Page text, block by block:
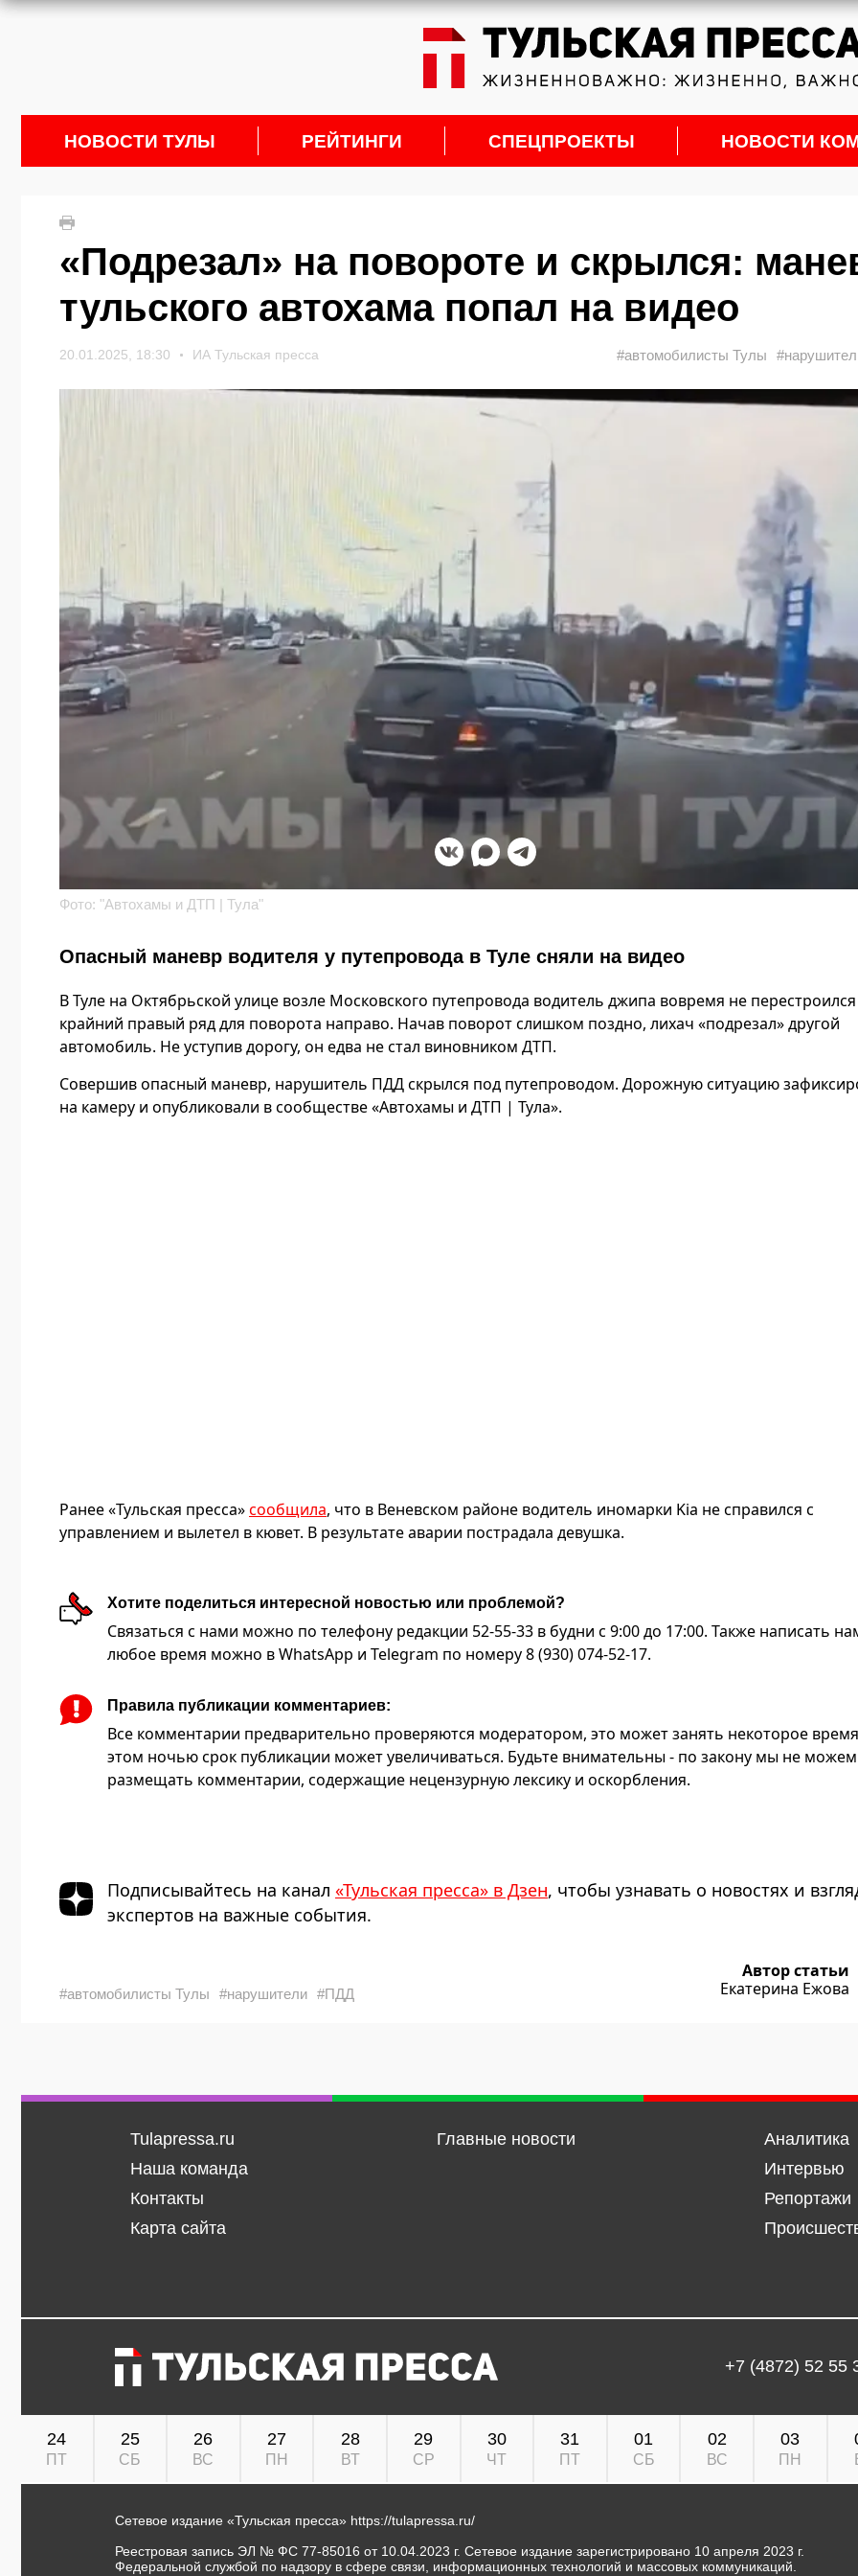
НОВОСТИ ТУЛЫ РЕЙТИНГИ СПЕЦПРОЕКТЫ НОВОСТИ
«Подрезал» на повороте и скрылся:
тульского автохама попал на видео
20.01.2025, 18:30 ИА Тульская пресса #автомобилисты Тулы
Фото: "Автохамы и ДТП | Тула"
Опасный маневр водителя у путепровода в Туле сняли на видео
В Туле на Октябрьской улице возле Московского путепровода водитель джипа вовремя не
крайний правый ряд для поворота направо. Начав поворот слишком поздно, лихач «подрезал» другой
автомобиль. Не уступив дорогу, он едва не стал виновником ДТП.
Совершив опасный маневр, нарушитель ПДД скрылся под путепроводом. Дорожную ситуацию
на камеру и опубликовали в сообществе «Автохамы и ДТП | Тула».
Ранее «Тульская пресса»сообщила, что в Веневском районе водитель иномарки Kia не справился с
управлением и вылетел в кювет. В результате аварии пострадала девушка.
Хотите поделиться интересной новостью или проблемой?
Связаться с нами можно по телефону редакции 52-55-33 в будни с 9:00 до 17:00. Также написать
любое время можно в WhatsApp и Telegram по номеру 8 (930) 074-52-17.
Правила публикации комментариев:
Все комментарии предварительно проверяются модератором, это может занять некоторое
этом ночью срок публикации может увеличиваться. Будьте внимательны - по закону мы не можем
размещать комментарии, содержащие нецензурную лексику и оскорбления.
Подписывайтесь на канал «Тульская пресса» в Дзен, чтобы узнавать о новостях и
экспертов на важные события.
#автомобилисты Тулы #нарушители #ПДД
Автор статьи
Екатерина Ежова
Tulapressa.ru
Наша команда
Контакты
Карта сайта
Главные новости
Аналитика
Интервью
Репортажи
+7 (4872) 52 55
24
ПТ
25
СБ
26
ВС
27
ПН
28
ВТ
29
СР
30
ЧТ
31
ПТ
01
СБ
02
ВС
03
ПН
Сетевое издание «Тульская пресса» https://tulapressa.ru/
Реестровая запись ЭЛ № ФС 77-85016 от 10.04.2023 г. Сетевое издание зарегистрировано 10 апреля 2023 г.
Федеральной службой по надзору в сфере связи, информационных технологий и массовых коммуникаций.